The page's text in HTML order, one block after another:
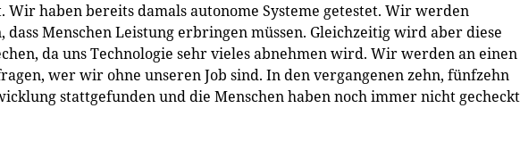
Wir haben bereits damals autonome Systeme getestet. Wir werden
dass Menschen Leistung erbringen müssen. Gleichzeitig wird aber diese
da uns Technologie sehr vieles abnehmen wird. Wir werden an einen
wer wir ohne unseren Job sind. In den vergangenen zehn, fünfzehn
stattgefunden und die Menschen haben noch immer nicht